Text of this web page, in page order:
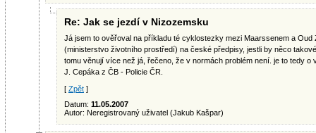
Re: Jak se jezdí v Nizozemsku
Já jsem to ověřoval na příkladu té cyklostezky mezi Maarssenem a Oud
(ministerstvo životního prostředí) na české předpisy, jestli by něco
tomu věnují více než já, řečeno, že v normách problém není. je to tedy
J. Cepáka z ČB - Policie ČR.
[ Zpět ]
Datum: 11.05.2007
Autor: Neregistrovaný uživatel (Jakub Kašpar)